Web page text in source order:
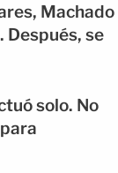
Machado
Después, se
solo. No